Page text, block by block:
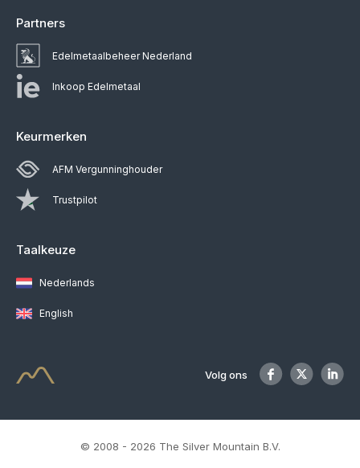
Partners
Edelmetaalbeheer Nederland
Inkoop Edelmetaal
Keurmerken
AFM Vergunninghouder
Trustpilot
Taalkeuze
Nederlands
English
Volg ons
© 2008 - 2026 The Silver Mountain B.V.